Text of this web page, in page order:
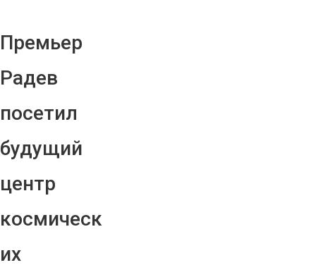
Премьер
Радев
посетил
будущий
центр
космическ
их